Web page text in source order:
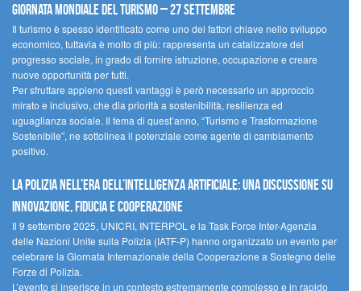
Giornata mondiale del turismo – 27 settembre
Il turismo è spesso identificato come uno dei fattori chiave nello sviluppo
economico, tuttavia è molto di più: rappresenta un catalizzatore del
progresso sociale, in grado di fornire istruzione, occupazione e creare
nuove opportunità per tutti.
Per sfruttare appieno questi vantaggi è però necessario un approccio
mirato e inclusivo, che dia priorità a sostenibilità, resilienza ed
uguaglianza sociale. Il tema di quest’anno, “Turismo e Trasformazione
Sostenibile”, ne sottolinea il potenziale come agente di cambiamento
positivo.
La polizia nell’era dell’Intelligenza Artificiale: una discussione su
innovazione, fiducia e cooperazione
Il 9 settembre 2025, UNICRI, INTERPOL e la Task Force Inter-Agenzia
delle Nazioni Unite sulla Polizia (IATF-P) hanno organizzato un evento per
celebrare la Giornata Internazionale della Cooperazione a Sostegno delle
Forze di Polizia.
L’evento si inserisce in un contesto estremamente complesso e in rapido